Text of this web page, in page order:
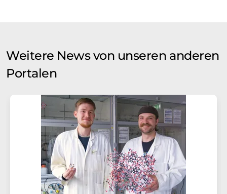
Weitere News von unseren anderen
Portalen